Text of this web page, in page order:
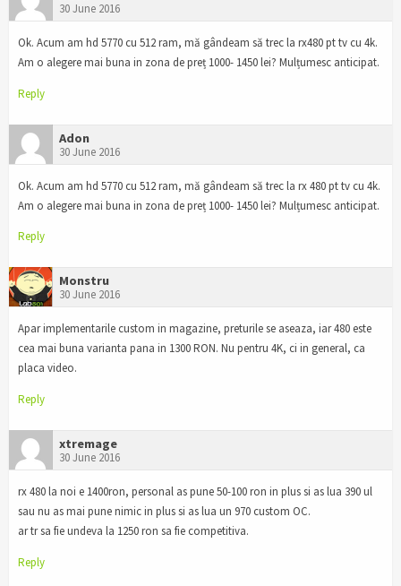
30 June 2016
Ok. Acum am hd 5770 cu 512 ram, mă gândeam să trec la rx480 pt tv cu 4k.
Am o alegere mai buna in zona de preț 1000- 1450 lei? Mulțumesc anticipat.
Reply
Adon
30 June 2016
Ok. Acum am hd 5770 cu 512 ram, mă gândeam să trec la rx 480 pt tv cu 4k.
Am o alegere mai buna in zona de preț 1000- 1450 lei? Mulțumesc anticipat.
Reply
Monstru
30 June 2016
Apar implementarile custom in magazine, preturile se aseaza, iar 480 este
cea mai buna varianta pana in 1300 RON. Nu pentru 4K, ci in general, ca
placa video.
Reply
xtremage
30 June 2016
rx 480 la noi e 1400ron, personal as pune 50-100 ron in plus si as lua 390 ul
sau nu as mai pune nimic in plus si as lua un 970 custom OC.
ar tr sa fie undeva la 1250 ron sa fie competitiva.
Reply